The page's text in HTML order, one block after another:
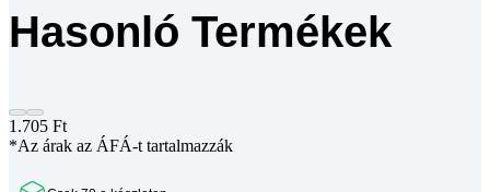
Hasonló Termékek
1.705 Ft
*Az árak az ÁFÁ-t tartalmazzák